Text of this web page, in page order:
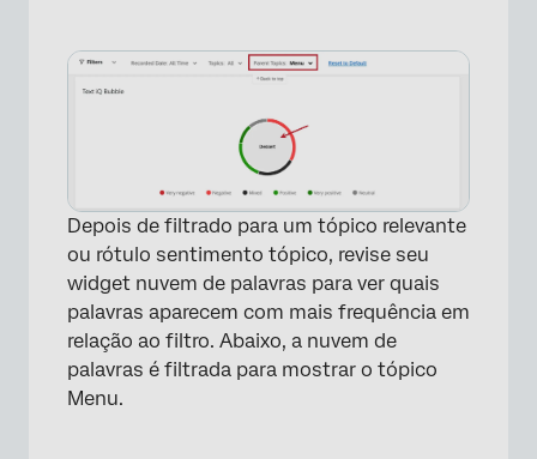
Depois de filtrado para um tópico relevante
ou rótulo sentimento tópico, revise seu
widget nuvem de palavras para ver quais
palavras aparecem com mais frequência em
relação ao filtro. Abaixo, a nuvem de
palavras é filtrada para mostrar o tópico
Menu.